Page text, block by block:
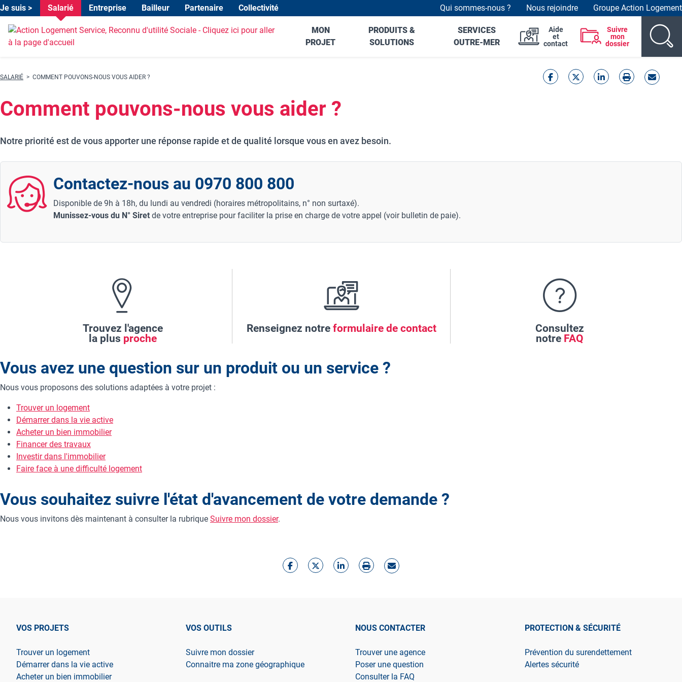
Header environnements
Je suis > Salarié Entreprise Bailleur Partenaire Collectivité Header top links
Qui sommes-nous ? Nous rejoindre Groupe Action Logement
MON
PROJET
PRODUITS &
SOLUTIONS
SERVICES
OUTRE-MER
Aide
et
contact
Suivre
mon
dossier
Fil d'Ariane
SALARIÉ COMMENT POUVONS-NOUS VOUS AIDER ?
Comment pouvons-nous vous aider ?
Notre priorité est de vous apporter une réponse rapide et de qualité lorsque vous en avez besoin.
Contactez-nous au 0970 800 800
Disponible de 9h à 18h, du lundi au vendredi (horaires métropolitains, n° non surtaxé).
Munissez-vous du N° Siret de votre entreprise pour faciliter la prise en charge de votre appel (voir bulletin de paie).
Trouvez l'agence
la plus proche
Renseignez notre formulaire de contact
Consultez
notre FAQ
Vous avez une question sur un produit ou un service ?
Nous vous proposons des solutions adaptées à votre projet :
Trouver un logement
Démarrer dans la vie active
Acheter un bien immobilier
Financer des travaux
Investir dans l'immobilier
Faire face à une difficulté logement
Vous souhaitez suivre l'état d'avancement de votre demande ?
Nous vous invitons dès maintenant à consulter la rubrique Suivre mon dossier.
VOS PROJETS
Trouver un logement
Démarrer dans la vie active
Acheter un bien immobilier
VOS OUTILS
Suivre mon dossier
Connaitre ma zone géographique
NOUS CONTACTER
Trouver une agence
Poser une question
Consulter la FAQ
PROTECTION & SÉCURITÉ
Prévention du surendettement
Alertes sécurité